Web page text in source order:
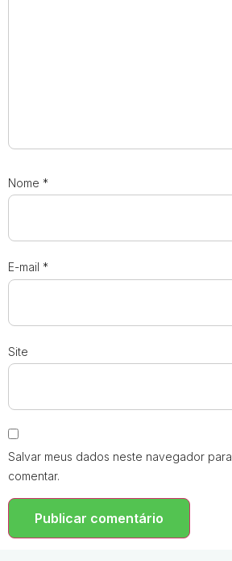
Nome *
E-mail *
Site
Salvar meus dados neste navegador
comentar.